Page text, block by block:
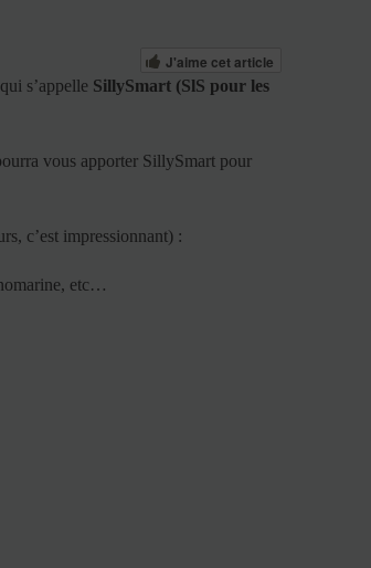
J'aime cet article
s’appelle SillySmart (SlS pour les
vous apporter SillySmart pour
c’est impressionnant) :
etc…